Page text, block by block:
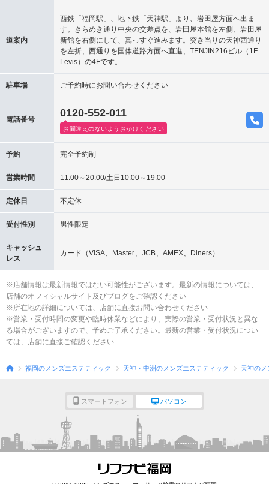
道案内
西鉄「福岡駅」、地下鉄「天神駅」より、岩田屋方面へ出ま
す。きらめき通り中央の交差点を、岩田屋本館を左側、岩田屋
新館を右側にして、真っすぐ進みます。突き当りの天神西通り
を左折、西通りを国体道路方面へ直進、TENJIN216ビル（1F
Levis）の4Fです。
駐車場 ご予約時にお問い合わせください
電話番号
0120-552-011
お間違えのないようおかけください
予約 完全予約制
営業時間 11:00～20:00/土日10:00～19:00
定休日 不定休
受付性別 男性限定
キャッシュ
レス
カード（VISA、Master、JCB、AMEX、Diners）
※店舗情報は最新情報ではない可能性がございます。最新の情報については、
店舗のオフィシャルサイト及びブログをご確認ください
※所在地の詳細については、店舗に直接お問い合わせください
※営業・受付時間の変更や臨時休業などにより、実際の営業・受付状況と異な
る場合がございますので、予めご了承ください。最新の営業・受付状況につい
ては、店舗に直接ご確認ください
福岡のメンズエステティック 天神・中洲のメンズエステティック 天神の
スマートフォン パソコン